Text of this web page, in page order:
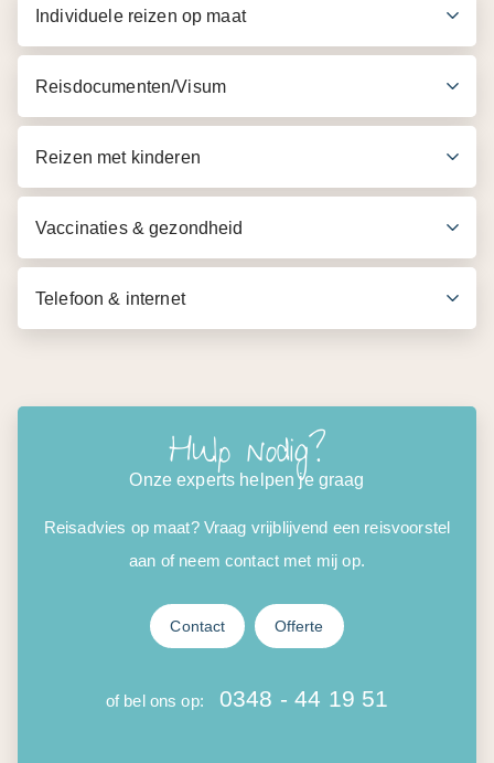
boerderijen, gids en fles water
Individuele reizen op maat
Reisdocumenten/Visum
Reizen met kinderen
Vaccinaties & gezondheid
Telefoon & internet
Hulp nodig?
Onze experts helpen je graag
Reisadvies op maat? Vraag vrijblijvend een reisvoorstel
aan of neem contact met mij op.
Contact Offerte
of bel ons op: 0348 - 44 19 51